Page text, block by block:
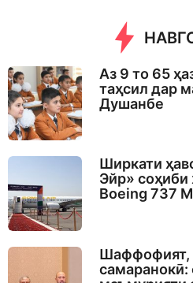
Аз 9 то 65
таҳсил дар
Душанбе
Ширкати
Эйр» соҳиби
Boeing 737
Шаффофият,
самаранокӣ: